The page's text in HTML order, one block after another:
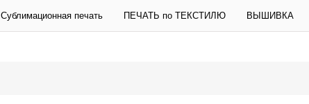
Сублимационная печать ПЕЧАТЬ по ТЕКСТИЛЮ ВЫШИВКА